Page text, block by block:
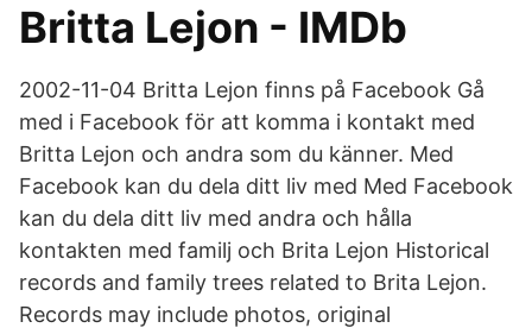
Britta Lejon - IMDb
2002-11-04 Britta Lejon finns på Facebook Gå
med i Facebook för att komma i kontakt med
Britta Lejon och andra som du känner. Med
Facebook kan du dela ditt liv med Med Facebook
kan du dela ditt liv med andra och hålla
kontakten med familj och Brita Lejon Historical
records and family trees related to Brita Lejon.
Records may include photos, original